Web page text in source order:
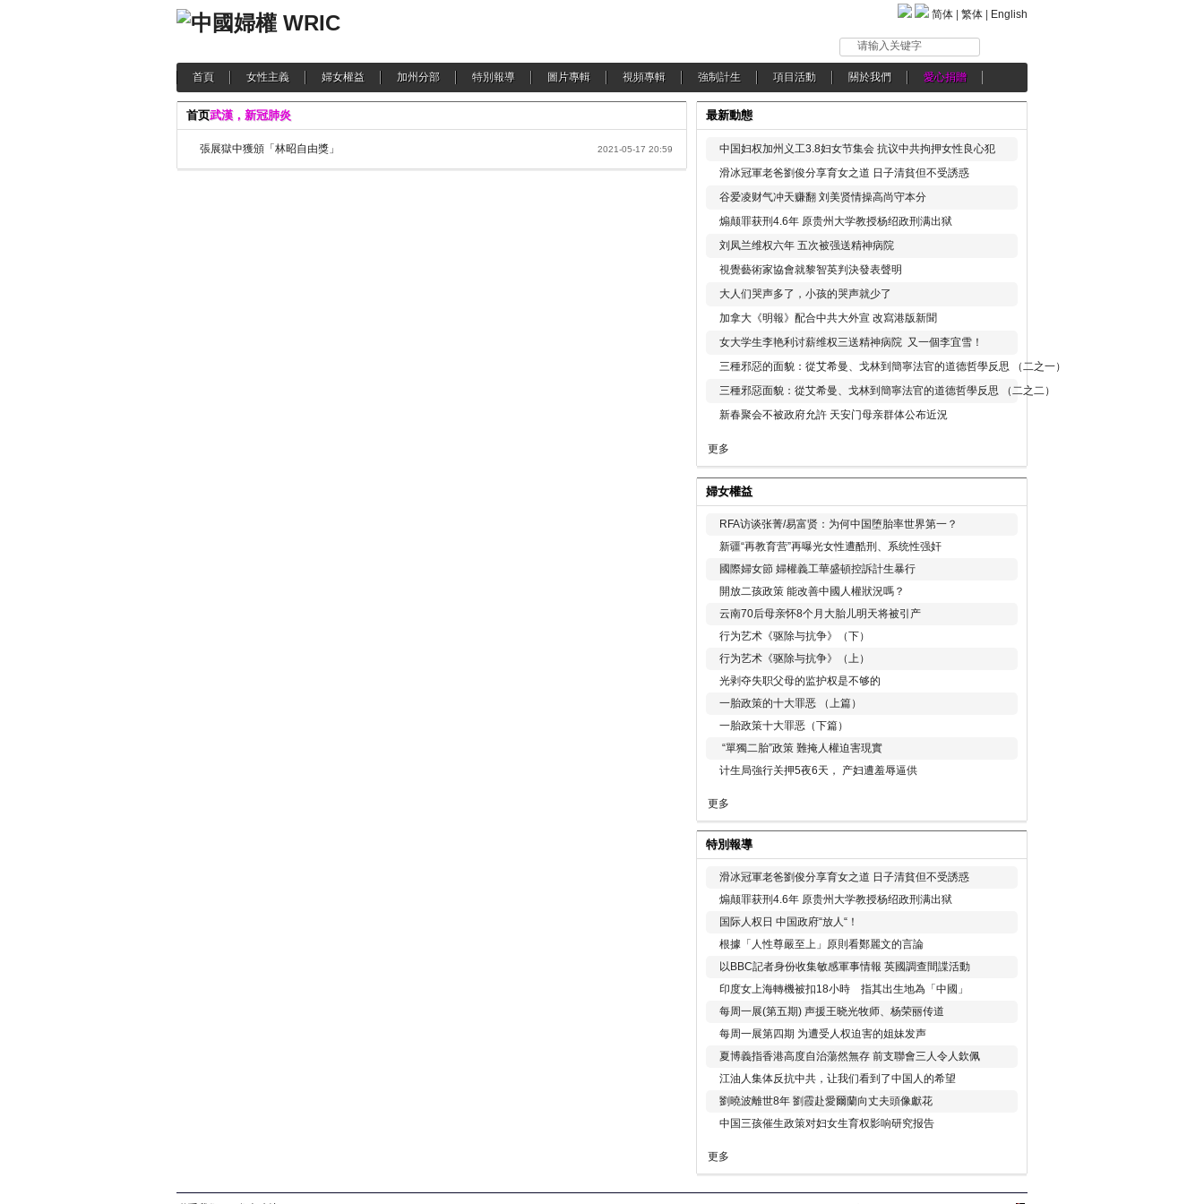
简体 繁体 English
请输入关键字
首頁 女性主義 婦女權益 加州分部 特別報導 圖片專輯 視頻專輯 強制計生 項目活動 關於我們 愛心捐贈
首页武漢，新冠肺炎
張展獄中獲頒「林昭自由獎」 2021-05-17 20:59
最新動態
中国妇权加州义工3.8妇女节集会 抗议中共拘押女性良心犯
滑冰冠軍老爸劉俊分享育女之道 日子清貧但不受誘惑
谷爱凌财气冲天赚翻 刘美贤情操高尚守本分
煽颠罪获刑4.6年 原贵州大学教授杨绍政刑满出狱
刘凤兰维权六年 五次被强送精神病院
視覺藝術家協會就黎智英判決發表聲明
大人们哭声多了，小孩的哭声就少了
加拿大《明報》配合中共大外宣 改寫港版新聞
女大学生李艳利讨薪维权三送精神病院 又一個李宜雪！
三種邪惡的面貌：從艾希曼、戈林到簡寧法官的道德哲學反思 （二之一）
三種邪惡面貌：從艾希曼、戈林到簡寧法官的道德哲學反思 （二之二）
新春聚会不被政府允許 天安门母亲群体公布近況
更多
婦女權益
RFA访谈张菁/易富贤：为何中国堕胎率世界第一？
新疆“再教育营”再曝光女性遭酷刑、系统性强奸
國際婦女節 婦權義工華盛頓控訴計生暴行
開放二孩政策 能改善中國人權狀況嗎？
云南70后母亲怀8个月大胎儿明天将被引产
行为艺术《驱除与抗争》（下）
行为艺术《驱除与抗争》（上）
光剥夺失职父母的监护权是不够的
一胎政策的十大罪恶 （上篇）
一胎政策十大罪恶（下篇）
“單獨二胎”政策 難掩人權迫害現實
计生局強行关押5夜6天， 产妇遭羞辱逼供
更多
特別報導
滑冰冠軍老爸劉俊分享育女之道 日子清貧但不受誘惑
煽颠罪获刑4.6年 原贵州大学教授杨绍政刑满出狱
国际人权日 中国政府“放人“！
根據「人性尊嚴至上」原則看鄭麗文的言論
以BBC記者身份收集敏感軍事情報 英國調查間諜活動
印度女上海轉機被扣18小時 指其出生地為「中國」
每周一展(第五期) 声援王晓光牧师、杨荣丽传道
每周一展第四期 为遭受人权迫害的姐妹发声
夏博義指香港高度自治蕩然無存 前支聯會三人令人欽佩
江油人集体反抗中共，让我们看到了中国人的希望
劉曉波離世8年 劉霞赴愛爾蘭向丈夫頭像獻花
中国三孩催生政策对妇女生育权影响研究报告
更多